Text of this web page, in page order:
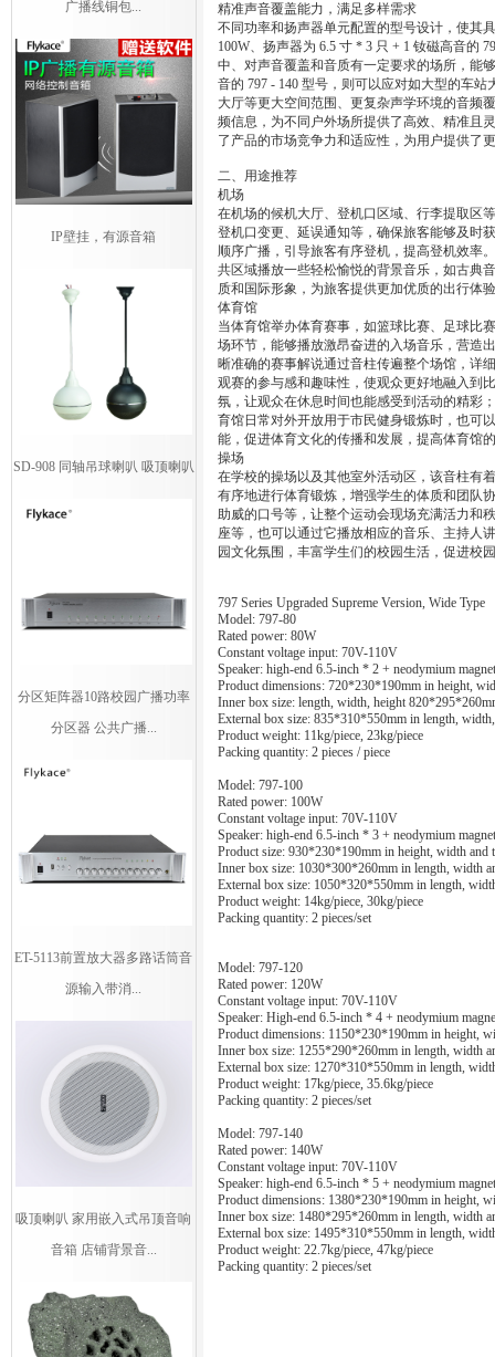
广播线铜包...
IP壁挂，有源音箱
SD-908 同轴吊球喇叭 吸顶喇叭
分区矩阵器10路校园广播功率
分区器 公共广播...
ET-5113前置放大器多路话筒音
源输入带消...
吸顶喇叭 家用嵌入式吊顶音响
音箱 店铺背景音...
精准声音覆盖能力，满足多样需求
不同功率和扬声器单元配置的型号设计，使其
100W、扬声器为 6.5 寸 * 3 只 + 1 钕磁高音的
中、对声音覆盖和音质有一定要求的场所，能
音的 797 - 140 型号，则可以应对如大型的车
大厅等更大空间范围、更复杂声学环境的音频
频信息，为不同户外场所提供了高效、精准且
了产品的市场竞争力和适应性，为用户提供了
二、用途推荐
机场
在机场的候机大厅、登机口区域、行李提取区
登机口变更、延误通知等，确保旅客能够及时
顺序广播，引导旅客有序登机，提高登机效率
共区域播放一些轻松愉悦的背景音乐，如古典
质和国际形象，为旅客提供更加优质的出行体
体育馆
当体育馆举办体育赛事，如篮球比赛、足球比
场环节，能够播放激昂奋进的入场音乐，营造
晰准确的赛事解说通过音柱传遍整个场馆，详
观赛的参与感和趣味性，使观众更好地融入到
氛，让观众在休息时间也能感受到活动的精彩
育馆日常对外开放用于市民健身锻炼时，也可
能，促进体育文化的传播和发展，提高体育馆
操场
在学校的操场以及其他室外活动区，该音柱有
有序地进行体育锻炼，增强学生的体质和团队
助威的口号等，让整个运动会现场充满活力和
座等，也可以通过它播放相应的音乐、主持人
园文化氛围，丰富学生们的校园生活，促进校
797 Series Upgraded Supreme Version, Wide Type
Model: 797-80
Rated power: 80W
Constant voltage input: 70V-110V
Speaker: high-end 6.5-inch * 2 + neodymium
Product dimensions: 720*230*190mm in height,
Inner box size: length, width, height
External box size: 835*310*550mm in length,
Product weight: 11kg/piece, 23kg/piece
Packing quantity: 2 pieces / piece
Model: 797-100
Rated power: 100W
Constant voltage input: 70V-110V
Speaker: high-end 6.5-inch * 3 + neodymium
Product size: 930*230*190mm in height, width and
Inner box size: 1030*300*260mm in length, width
External box size: 1050*320*550mm in length,
Product weight: 14kg/piece, 30kg/piece
Packing quantity: 2 pieces/set
Model: 797-120
Rated power: 120W
Constant voltage input: 70V-110V
Speaker: High-end 6.5-inch * 4 + neodymium
Product dimensions: 1150*230*190mm in height,
Inner box size: 1255*290*260mm in length, width
External box size: 1270*310*550mm in length,
Product weight: 17kg/piece, 35.6kg/piece
Packing quantity: 2 pieces/set
Model: 797-140
Rated power: 140W
Constant voltage input: 70V-110V
Speaker: high-end 6.5-inch * 5 + neodymium
Product dimensions: 1380*230*190mm in height,
Inner box size: 1480*295*260mm in length, width
External box size: 1495*310*550mm in length,
Product weight: 22.7kg/piece, 47kg/piece
Packing quantity: 2 pieces/set